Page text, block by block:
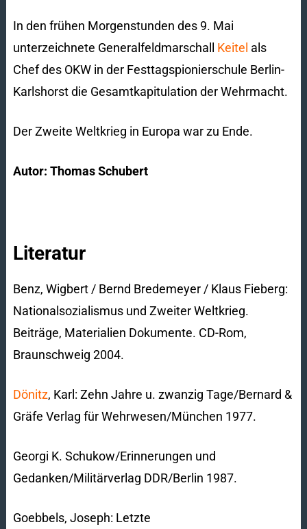
In den frühen Morgenstunden des 9. Mai
unterzeichnete Generalfeldmarschall Keitel als
Chef des OKW in der Festtagspionierschule Berlin-
Karlshorst die Gesamtkapitulation der Wehrmacht.
Der Zweite Weltkrieg in Europa war zu Ende.
Autor: Thomas Schubert
Literatur
Benz, Wigbert / Bernd Bredemeyer / Klaus Fieberg:
Nationalsozialismus und Zweiter Weltkrieg.
Beiträge, Materialien Dokumente. CD-Rom,
Braunschweig 2004.
Dönitz, Karl: Zehn Jahre u. zwanzig Tage/Bernard &
Gräfe Verlag für Wehrwesen/München 1977.
Georgi K. Schukow/Erinnerungen und
Gedanken/Militärverlag DDR/Berlin 1987.
Goebbels, Joseph: Letzte